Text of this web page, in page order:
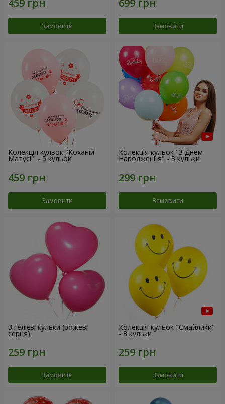
Замовити Замовити
Колекція кульок "Коханій
Матусі!" - 5 кульок
Замовити
Колекція кульок "З Днем
Народження" - 3 кульки
Замовити
3 гелієві кульки (рожеві
серця)
Замовити
Колекція кульок "Смайлики"
- 3 кульки
Замовити